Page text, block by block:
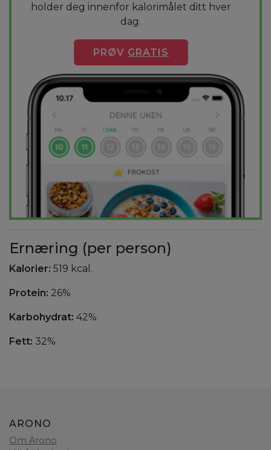
holder deg innenfor kalorimålet ditt hver
dag.
PRØV GRATIS
Ernæring (per person)
Kalorier: 519 kcal.
Protein: 26%
Karbohydrat: 42%
Fett: 32%
ARONO
Om Arono